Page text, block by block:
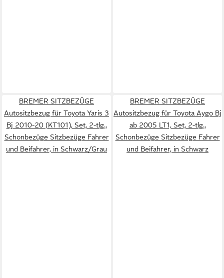
BREMER SITZBEZÜGE
Autositzbezug für Toyota Yaris 3
Bj 2010-20 (KT101), Set, 2-tlg.,
Schonbezüge Sitzbezüge Fahrer
und Beifahrer, in Schwarz/Grau
BREMER SITZBEZÜGE
Autositzbezug für Toyota Aygo Bj
ab 2005 LT1, Set, 2-tlg.,
Schonbezüge Sitzbezüge Fahrer
und Beifahrer, in Schwarz